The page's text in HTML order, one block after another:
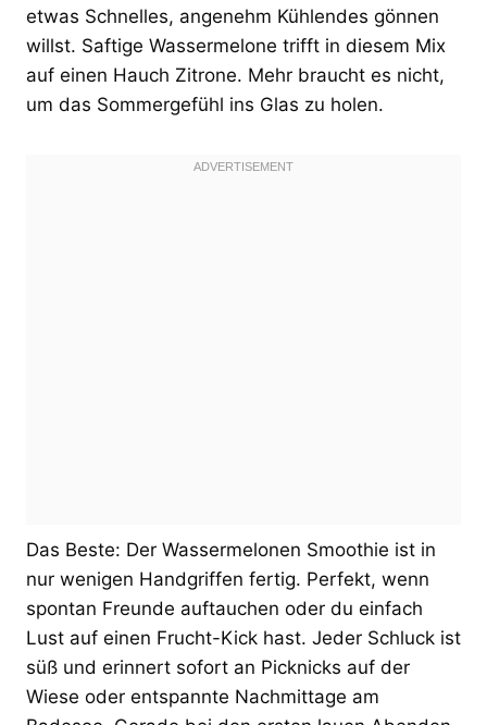
etwas Schnelles, angenehm Kühlendes gönnen
willst. Saftige Wassermelone trifft in diesem Mix
auf einen Hauch Zitrone. Mehr braucht es nicht,
um das Sommergefühl ins Glas zu holen.
Das Beste: Der Wassermelonen Smoothie ist in
nur wenigen Handgriffen fertig. Perfekt, wenn
spontan Freunde auftauchen oder du einfach
Lust auf einen Frucht-Kick hast. Jeder Schluck ist
süß und erinnert sofort an Picknicks auf der
Wiese oder entspannte Nachmittage am